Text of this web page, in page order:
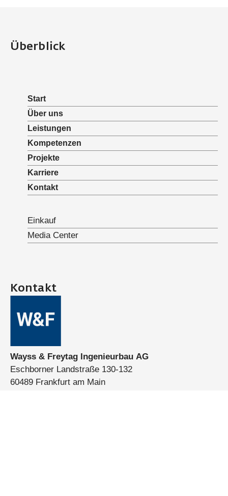
Überblick
Start
Über uns
Leistungen
Kompetenzen
Projekte
Karriere
Kontakt
Einkauf
Media Center
Kontakt
Wayss & Freytag Ingenieurbau AG
Eschborner Landstraße 130-132
60489 Frankfurt am Main